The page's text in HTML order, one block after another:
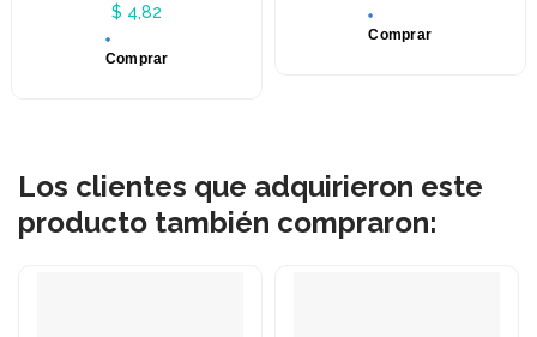
$ 4,82
Comprar
Comprar
Los clientes que adquirieron este
producto también compraron: